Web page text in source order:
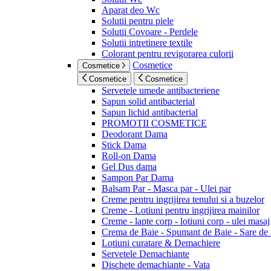
Aparat deo Wc
Solutii pentru piele
Solutii Covoare - Perdele
Solutii intretinere textile
Colorant pentru revigorarea culorii
Cosmetice Cosmetice
Cosmetice Cosmetice
Servetele umede antibacteriene
Sapun solid antibacterial
Sapun lichid antibacterial
PROMOTII COSMETICE
Deodorant Dama
Stick Dama
Roll-on Dama
Gel Dus dama
Sampon Par Dama
Balsam Par - Masca par - Ulei par
Creme pentru ingrijirea tenului si a buzelor
Creme - Lotiuni pentru ingrijirea mainilor
Creme - lapte corp - lotiuni corp - ulei masaj
Crema de Baie - Spumant de Baie - Sare de
Lotiuni curatare & Demachiere
Servetele Demachiante
Dischete demachiante - Vata